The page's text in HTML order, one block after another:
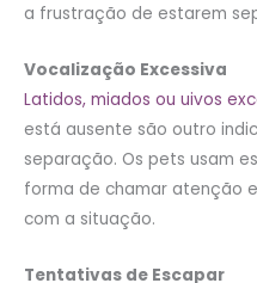
a frustração de estarem
Vocalização Excessiva
Latidos, miados ou uivos
está ausente são outro
separação. Os pets usam
forma de chamar atenção
com a situação.
Tentativas de Escapar